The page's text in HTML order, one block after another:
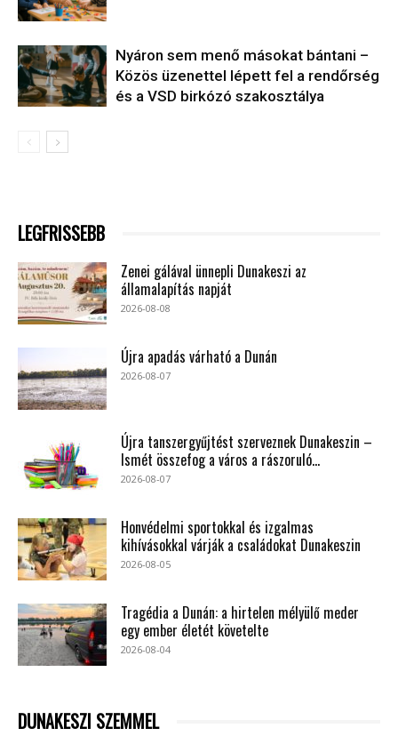
Nyáron sem menő másokat bántani –
Közös üzenettel lépett fel a rendőrség
és a VSD birkózó szakosztálya
LEGFRISSEBB
Zenei gálával ünnepli Dunakeszi az
államalapítás napját
2026-08-08
Újra apadás várható a Dunán
2026-08-07
Újra tanszergyűjtést szerveznek Dunakeszin –
Ismét összefog a város a rászoruló...
2026-08-07
Honvédelmi sportokkal és izgalmas
kihívásokkal várják a családokat Dunakeszin
2026-08-05
Tragédia a Dunán: a hirtelen mélyülő meder
egy ember életét követelte
2026-08-04
DUNAKESZI SZEMMEL